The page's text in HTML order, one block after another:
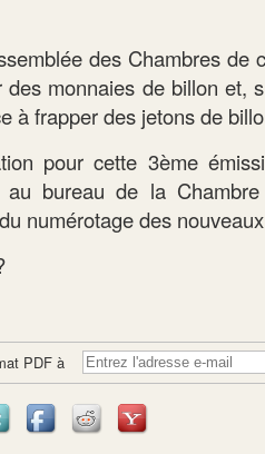
des Chambres de
des monnaies de billon et,
à frapper des jetons de
pour cette 3ème
bureau de la
numérotage des
PDF à